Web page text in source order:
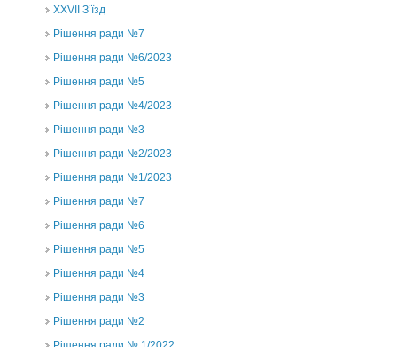
ХХVII З’їзд
Рішення ради №7
Рішення ради №6/2023
Рішення ради №5
Рішення ради №4/2023
Рішення ради №3
Рішення ради №2/2023
Рішення ради №1/2023
Рішення ради №7
Рішення ради №6
Рішення ради №5
Рішення ради №4
Рішення ради №3
Рішення ради №2